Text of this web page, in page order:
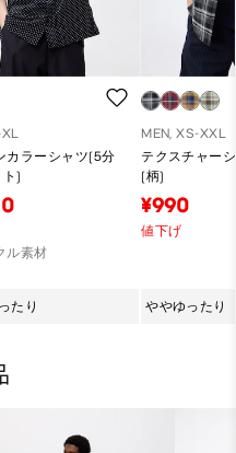
カラーシャツ(5分
)
ル素材
たり
MEN, XS-XXL
テクスチャー
(柄)
¥990
値下げ
ややゆったり